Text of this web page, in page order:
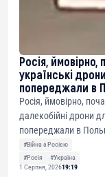
Росія,
українські
попереджали в
Росія, ймовірно,
далекобійні дрони
попереджали в
#Війна з Росією
#Росія
#Україна
1 Серпня, 202619:19